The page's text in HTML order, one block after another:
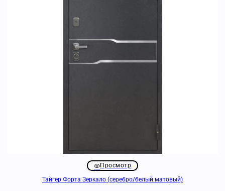
Просмотр
Тайгер Форта Зеркало (серебро/белый матовый)